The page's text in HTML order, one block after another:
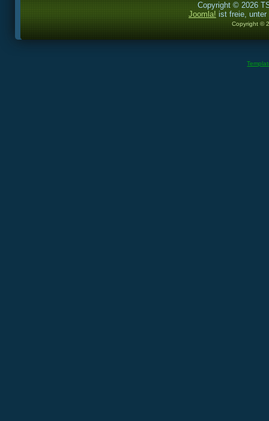
Copyright © 2026
Joomla! ist freie,
Copyright ©